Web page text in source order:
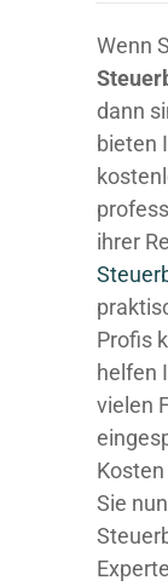
Wenn
dann
bieten
ihrer
Profis
helfen
vielen
Sie